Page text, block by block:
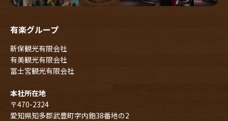
有楽グループ
新保観光有限会社
有美観光有限会社
冨士宮観光有限会社
本社所在地
〒470-2324
愛知県知多郡武豊町字内鉋38番地の2